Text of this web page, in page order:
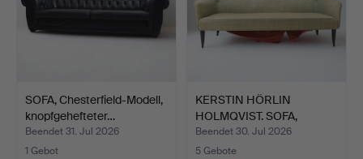
SOFA, Chesterfield-Modell,
knopfgehefteter…
Beendet 31. Jul 2026
1 Gebot
KERSTIN HÖRLIN
HOLMQVIST. SOFA,
"Paradiset…
Beendet 30. Jul 2026
5 Gebote